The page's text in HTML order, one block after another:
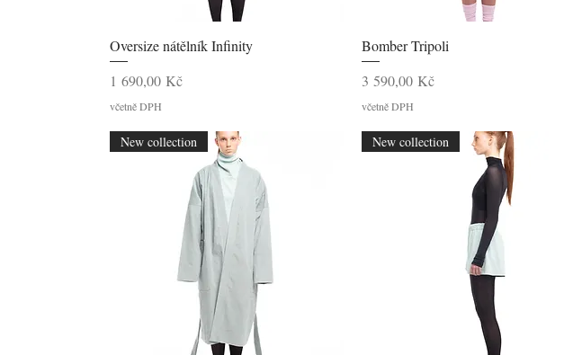
Rychlý náhled
Oversize nátělník Infinity
Cena
1 690,00 Kč
včetně DPH
Rychlý náhled
Bomber Tripoli
Cena
3 590,00 Kč
včetně DPH
New collection New collection